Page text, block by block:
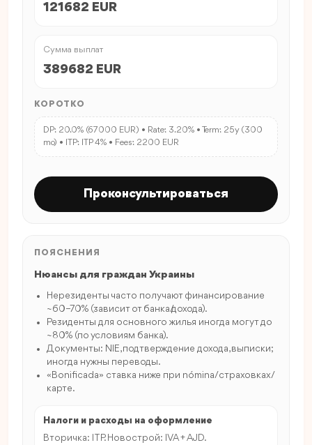
121682 EUR
Сумма выплат
389682 EUR
КОРОТКО
DP: 20.0% (67000 EUR) • Rate: 3.20% • Term: 25y (300
mo) • ITP: ITP 4% • Fees: 2200 EUR
Проконсультироваться
ПОЯСНЕНИЯ
Нюансы для граждан Украины
Нерезиденты часто получают финансирование
~60–70% (зависит от банка/дохода).
Резиденты для основного жилья иногда могут до
~80% (по условиям банка).
Документы: NIE, подтверждение дохода, выписки;
иногда нужны переводы.
«Bonificada» ставка ниже при nómina/страховках/
карте.
Налоги и расходы на оформление
Вторичка: ITP. Новострой: IVA + AJD.